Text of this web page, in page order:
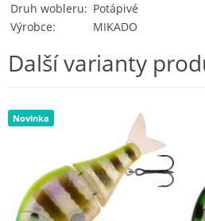
Druh wobleru
Potápivé
Výrobce
MIKADO
Další varianty
Novinka